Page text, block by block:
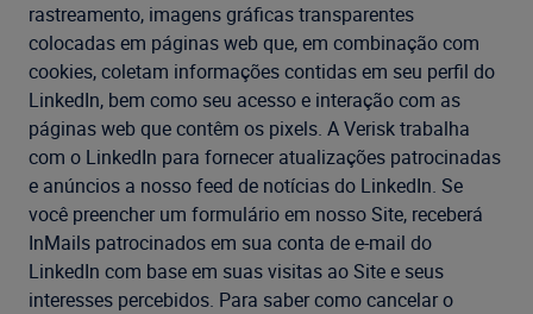
rastreamento, imagens gráficas transparentes
colocadas em páginas web que, em combinação com
cookies, coletam informações contidas em seu perfil do
LinkedIn, bem como seu acesso e interação com as
páginas web que contêm os pixels. A Verisk trabalha
com o LinkedIn para fornecer atualizações patrocinadas
e anúncios a nosso feed de notícias do LinkedIn. Se
você preencher um formulário em nosso Site, receberá
InMails patrocinados em sua conta de e-mail do
LinkedIn com base em suas visitas ao Site e seus
interesses percebidos. Para saber como cancelar o